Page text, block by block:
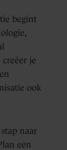
begint
je
ook
naar
een